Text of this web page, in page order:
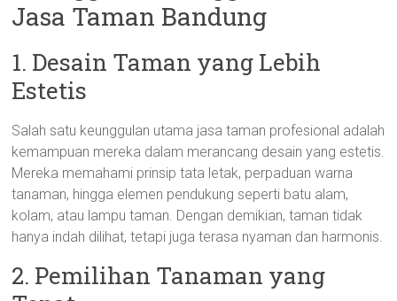
Jasa Taman Bandung
1. Desain Taman yang Lebih
Estetis
Salah satu keunggulan utama jasa taman profesional adalah
kemampuan mereka dalam merancang desain yang estetis.
Mereka memahami prinsip tata letak, perpaduan warna
tanaman, hingga elemen pendukung seperti batu alam,
kolam, atau lampu taman. Dengan demikian, taman tidak
hanya indah dilihat, tetapi juga terasa nyaman dan harmonis.
2. Pemilihan Tanaman yang